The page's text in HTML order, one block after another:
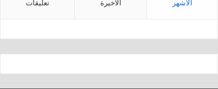
الأشهر الأخيرة تعليقات